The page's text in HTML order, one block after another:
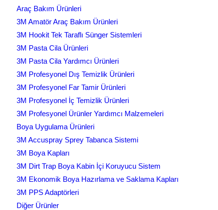
Araç Bakım Ürünleri
3M Amatör Araç Bakım Ürünleri
3M Hookit Tek Taraflı Sünger Sistemleri
3M Pasta Cila Ürünleri
3M Pasta Cila Yardımcı Ürünleri
3M Profesyonel Dış Temizlik Ürünleri
3M Profesyonel Far Tamir Ürünleri
3M Profesyonel İç Temizlik Ürünleri
3M Profesyonel Ürünler Yardımcı Malzemeleri
Boya Uygulama Ürünleri
3M Accuspray Sprey Tabanca Sistemi
3M Boya Kapları
3M Dirt Trap Boya Kabin İçi Koruyucu Sistem
3M Ekonomik Boya Hazırlama ve Saklama Kapları
3M PPS Adaptörleri
Diğer Ürünler